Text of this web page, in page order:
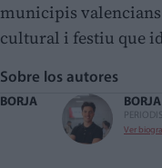
municipis
cultural i festiu que
Sobre los autores
BORJA
Ver